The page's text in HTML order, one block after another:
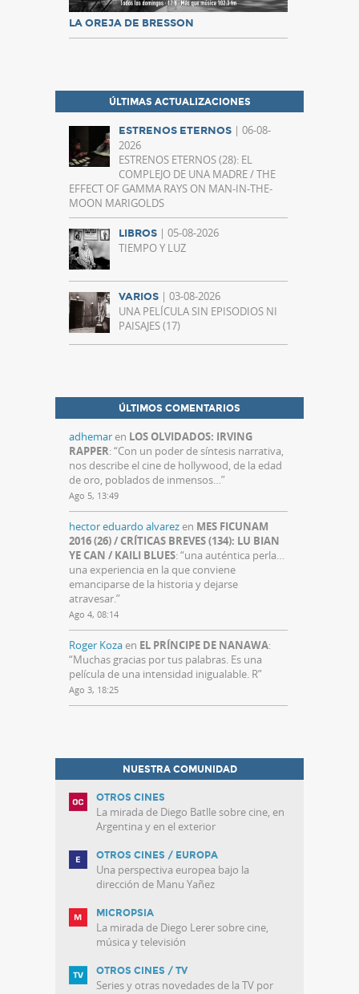
LA OREJA DE BRESSON
ÚLTIMAS ACTUALIZACIONES
ESTRENOS ETERNOS | 06-08-
2026
ESTRENOS ETERNOS (28): EL
COMPLEJO DE UNA MADRE / THE
EFFECT OF GAMMA RAYS ON MAN-IN-THE-
MOON MARIGOLDS
LIBROS | 05-08-2026
TIEMPO Y LUZ
VARIOS | 03-08-2026
UNA PELÍCULA SIN EPISODIOS NI
PAISAJES (17)
ÚLTIMOS COMENTARIOS
adhemaren LOS OLVIDADOS: IRVING
RAPPER: “Con un poder de síntesis narrativa,
nos describe el cine de hollywood, de la edad
de oro, poblados de inmensos…”
Ago 5, 13:49
hector eduardo alvarezen MES FICUNAM
2016 (26) / CRÍTICAS BREVES (134): LU BIAN
YE CAN / KAILI BLUES: “una auténtica perla…
una experiencia en la que conviene
emanciparse de la historia y dejarse
atravesar.”
Ago 4, 08:14
Roger Kozaen EL PRÍNCIPE DE NANAWA:
“Muchas gracias por tus palabras. Es una
película de una intensidad inigualable. R”
Ago 3, 18:25
NUESTRA COMUNIDAD
OTROS CINES
La mirada de Diego Batlle sobre cine, en
Argentina y en el exterior
OTROS CINES / EUROPA
Una perspectiva europea bajo la
dirección de Manu Yañez
MICROPSIA
La mirada de Diego Lerer sobre cine,
música y televisión
OTROS CINES / TV
Series y otras novedades de la TV por